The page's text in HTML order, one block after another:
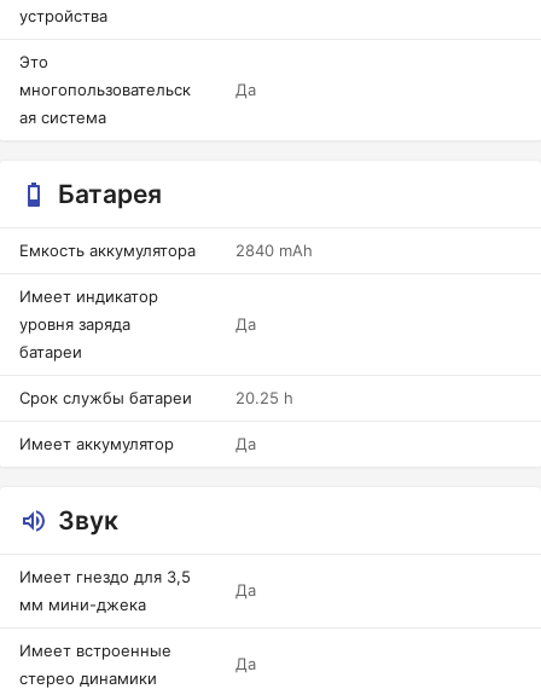
устройства
Это
многопользовательск
ая система
Да
Батарея
Емкость аккумулятора 2840 mAh
Имеет индикатор
уровня заряда
батареи
Да
Срок службы батареи 20.25 h
Имеет аккумулятор Да
Звук
Имеет гнездо для 3,5
мм мини-джека
Да
Имеет встроенные
стерео динамики
Да